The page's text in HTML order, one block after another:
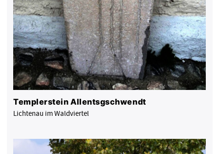
Templerstein Allentsgschwendt
Lichtenau im Waldviertel